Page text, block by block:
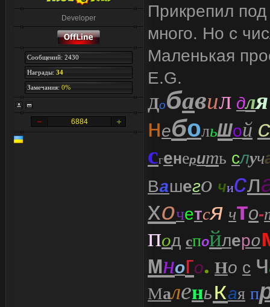
Developer
Сообщений: 2430
Награды: 34
Замечания: 0%
6884
Прикрепил
много. Но с
Маленькая
E.G.
Добавил для
небольшой
сгенерить случ
Вашего числ
хочется что-
под спойлеро
много. Но с ч
Маленькая п